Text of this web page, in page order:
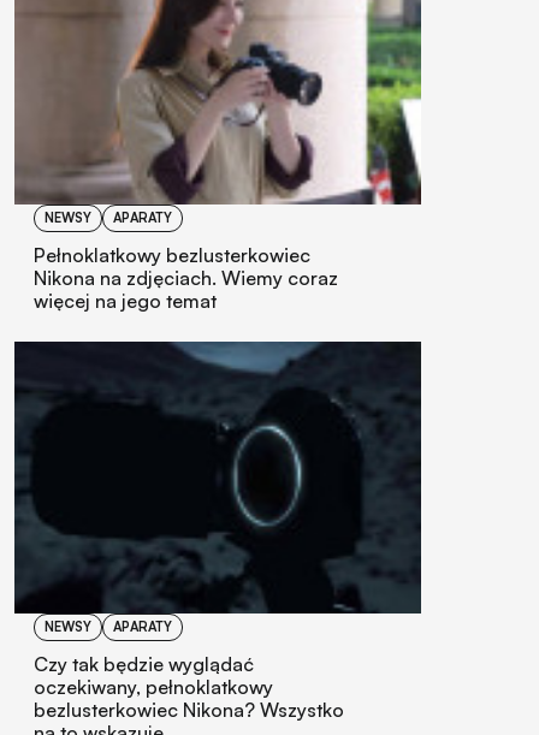
NEWSY APARATY
Pełnoklatkowy bezlusterkowiec
Nikona na zdjęciach. Wiemy coraz
więcej na jego temat
NEWSY APARATY
Czy tak będzie wyglądać
oczekiwany, pełnoklatkowy
bezlusterkowiec Nikona? Wszystko